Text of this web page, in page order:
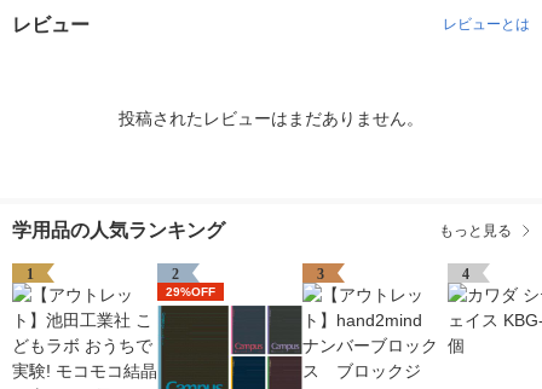
レビュー レビューとは
投稿されたレビューはまだありません。
学用品の人気ランキング もっと見る
1 2
29%OFF
3 4